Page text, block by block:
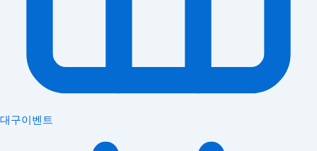
대구이벤트